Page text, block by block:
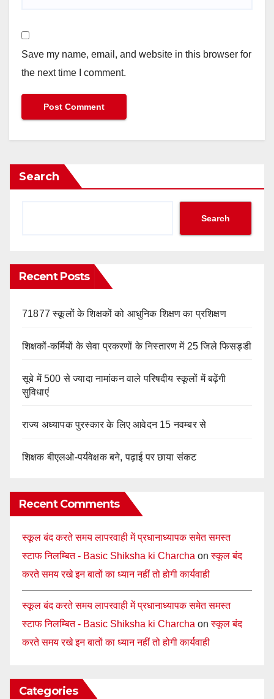
Save my name, email, and website in this browser for
the next time I comment.
Search
Search
Recent Posts
71877 स्कूलों के शिक्षकों को आधुनिक शिक्षण का प्रशिक्षण
शिक्षकों-कर्मियों के सेवा प्रकरणों के निस्तारण में 25 जिले फिसड्डी
सूबे में 500 से ज्यादा नामांकन वाले परिषदीय स्कूलों में बढ़ेंगी
सुविधाएं
राज्य अध्यापक पुरस्कार के लिए आवेदन 15 नवम्बर से
शिक्षक बीएलओ-पर्यवेक्षक बने, पढ़ाई पर छाया संकट
Recent Comments
स्कूल बंद करते समय लापरवाही में प्रधानाध्यापक समेत समस्त
स्टाफ निलम्बित - Basic Shiksha ki Charcha onस्कूल बंद
करते समय रखे इन बातों का ध्यान नहीं तो होगी कार्यवाही
स्कूल बंद करते समय लापरवाही में प्रधानाध्यापक समेत समस्त
स्टाफ निलम्बित - Basic Shiksha ki Charcha onस्कूल बंद
करते समय रखे इन बातों का ध्यान नहीं तो होगी कार्यवाही
Categories